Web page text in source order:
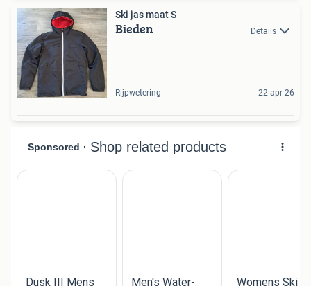
Ski jas maat S
Bieden Details
Rijpwetering 22 apr 26